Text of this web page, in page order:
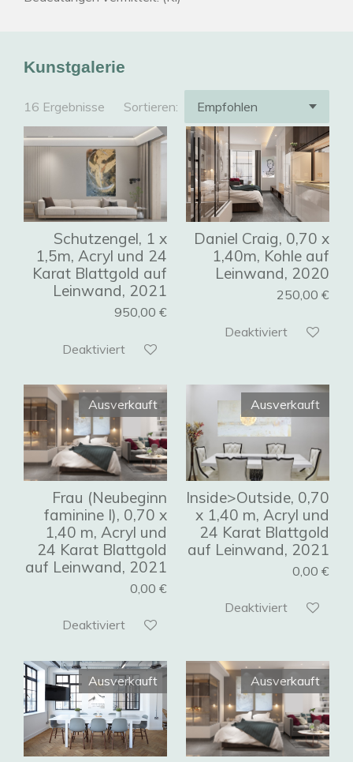
Kunstgalerie
16 Ergebnisse Sortieren:
Schutzengel, 1 x
1,5m, Acryl und 24
Karat Blattgold auf
Leinwand, 2021
950,00 €
Deaktiviert
Daniel Craig, 0,70 x
1,40m, Kohle auf
Leinwand, 2020
250,00 €
Deaktiviert
Ausverkauft
Frau (Neubeginn
faminine I), 0,70 x
1,40 m, Acryl und
24 Karat Blattgold
auf Leinwand, 2021
0,00 €
Deaktiviert
Ausverkauft
Inside>Outside, 0,70
x 1,40 m, Acryl und
24 Karat Blattgold
auf Leinwand, 2021
0,00 €
Deaktiviert
Ausverkauft Ausverkauft